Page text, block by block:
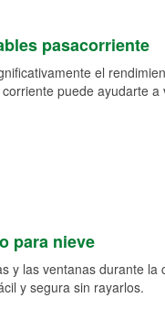
pasacorriente
el
puede ayudarte
para nieve
y las ventanas durante
y segura sin rayarlos.